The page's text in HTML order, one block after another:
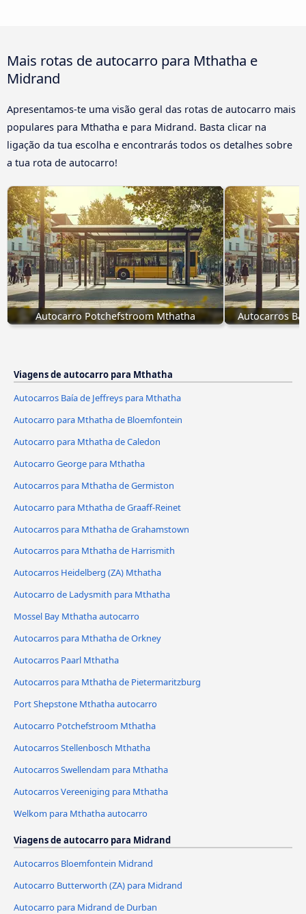
Mais rotas de autocarro para Mthatha e
Midrand
Apresentamos-te uma visão geral das rotas de autocarro mais
populares para Mthatha e para Midrand. Basta clicar na
ligação da tua escolha e encontrarás todos os detalhes sobre
a tua rota de autocarro!
Autocarro Potchefstroom Mthatha Autocarros
Viagens de autocarro para Mthatha
Autocarros Baía de Jeffreys para Mthatha
Autocarro para Mthatha de Bloemfontein
Autocarro para Mthatha de Caledon
Autocarro George para Mthatha
Autocarros para Mthatha de Germiston
Autocarro para Mthatha de Graaff-Reinet
Autocarros para Mthatha de Grahamstown
Autocarros para Mthatha de Harrismith
Autocarros Heidelberg (ZA) Mthatha
Autocarro de Ladysmith para Mthatha
Mossel Bay Mthatha autocarro
Autocarros para Mthatha de Orkney
Autocarros Paarl Mthatha
Autocarros para Mthatha de Pietermaritzburg
Port Shepstone Mthatha autocarro
Autocarro Potchefstroom Mthatha
Autocarros Stellenbosch Mthatha
Autocarros Swellendam para Mthatha
Autocarros Vereeniging para Mthatha
Welkom para Mthatha autocarro
Viagens de autocarro para Midrand
Autocarros Bloemfontein Midrand
Autocarro Butterworth (ZA) para Midrand
Autocarro para Midrand de Durban